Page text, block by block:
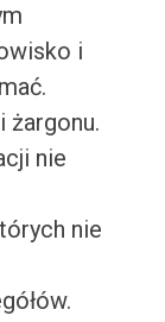
i
żargonu.
nie
nie